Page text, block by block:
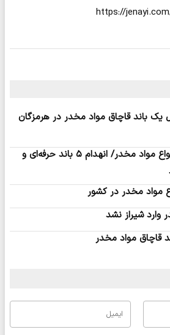
یک باند قاچاق مواد مخدر در هرمزگان
کشف بیش از ۴.۵ تُن انواع مواد مخدر/ انهدام ۵ باند حرفه‌ای و
شیراز نشد
قاچاق مواد مخدر